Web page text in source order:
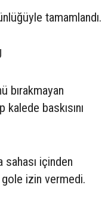
tamamlandı.
bırakmayan
baskısını
sahası içinden
izin vermedi.